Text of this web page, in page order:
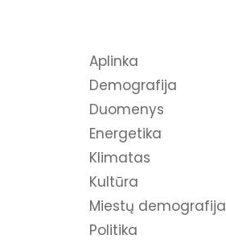
Aplinka
Demografija
Duomenys
Energetika
Klimatas
Kultūra
Miestų demografija
Politika